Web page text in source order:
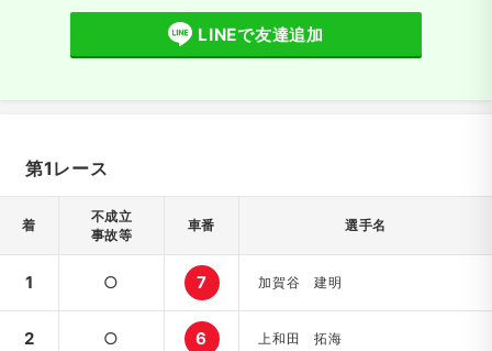
LINEで友達追加
第1レース
着
不成立
事故等
車番 選手名
1 ○ 7 加賀谷 建明
2 ○ 6 上和田 拓海